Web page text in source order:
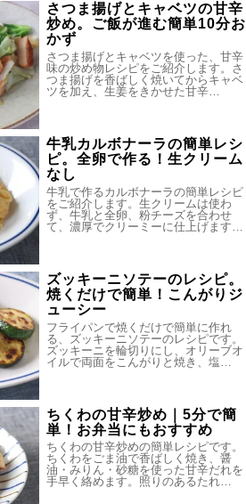
さつま揚げとキャベツの甘辛
炒め。ご飯が進む簡単10分お
かず
さつま揚げとキャベツを使った、甘辛
味の炒め物レシピをご紹介します。さ
つま揚げを香ばしく焼いてからキャベ
ツを加え、生姜をきかせた甘辛…
牛乳カルボナーラの簡単レシ
ピ。全卵で作る！生クリーム
なし
牛乳で作るカルボナーラの簡単レシピ
をご紹介します。生クリームは使わ
ず、牛乳と全卵、粉チーズを合わせ
て、濃厚でクリーミーに仕上げます…
ズッキーニソテーのレシピ。
焼くだけで簡単！こんがりジ
ューシー
フライパンで焼くだけで簡単に作れ
る、ズッキーニソテーのレシピです。
ズッキーニを輪切りにし、オリーブオ
イルで両面をこんがりと焼き、塩…
ちくわの甘辛炒め｜5分で簡
単！お弁当にもおすすめ
ちくわの甘辛炒めの簡単レシピです。
ちくわをごま油で香ばしく焼き、醤
油・みりん・砂糖を使った甘辛だれを
手早く絡めます。照りのあるたれ…